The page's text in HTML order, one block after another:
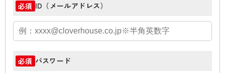
必須 ID（メールアドレス）
必須 パスワード